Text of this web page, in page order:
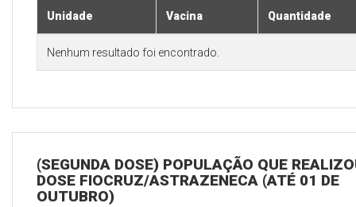
Unidade Vacina Quantidade
Nenhum resultado foi encontrado.
(SEGUNDA DOSE) POPULAÇÃO QUE
DOSE FIOCRUZ/ASTRAZENECA (ATÉ 01 DE
OUTUBRO)